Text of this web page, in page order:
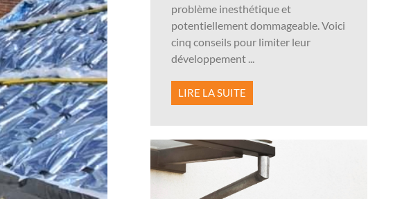
problème inesthétique et
potentiellement dommageable. Voici
cinq conseils pour limiter leur
développement ...
LIRE LA SUITE